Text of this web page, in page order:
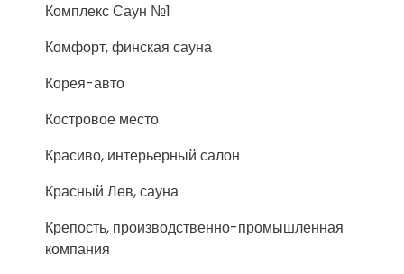
Комплекс Саун №1
Комфорт, финская сауна
Корея-авто
Костровое место
Красиво, интерьерный салон
Красный Лев, сауна
Крепость, производственно-промышленная
компания